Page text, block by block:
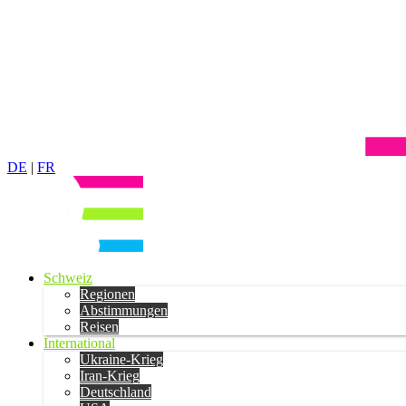
DE | FR
Schweiz
Regionen
Abstimmungen
Reisen
International
Ukraine-Krieg
Iran-Krieg
Deutschland